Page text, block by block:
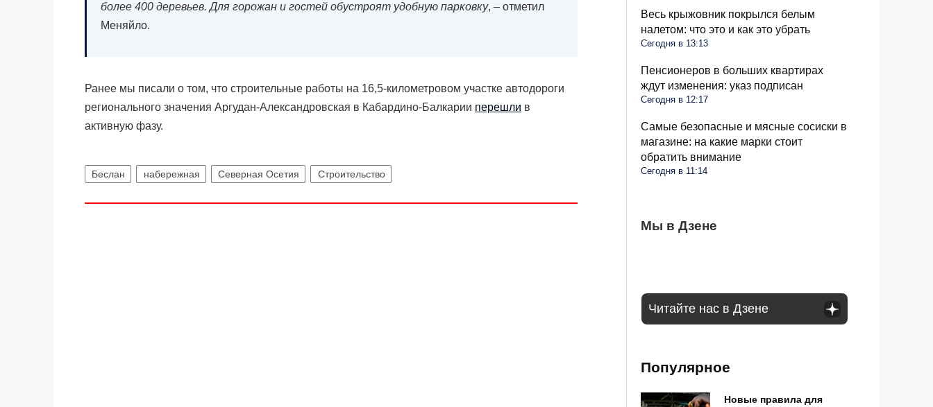
более 400 деревьев. Для горожан и гостей обустроят удобную парковку, – отметил
Меняйло.
Ранее мы писали о том, что строительные работы на 16,5-километровом участке автодороги
регионального значения Аргудан-Александровская в Кабардино-Балкарии перешли в
активную фазу.
Беслан набережная Северная Осетия Строительство
Весь крыжовник покрылся белым
налетом: что это и как это убрать
Сегодня в 13:13
Пенсионеров в больших квартирах
ждут изменения: указ подписан
Сегодня в 12:17
Самые безопасные и мясные сосиски в
магазине: на какие марки стоит
обратить внимание
Сегодня в 11:14
Мы в Дзене
Водитель позади громко сигналит и
проявляет агрессию: как правильно
Как долго пожилым россиянам можно
Дачников будут штрафовать на 50 тысяч
Читайте нас в Дзене
Популярное
Новые правила для